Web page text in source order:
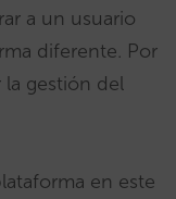
a un usuario
diferente. Por
gestión del
en este